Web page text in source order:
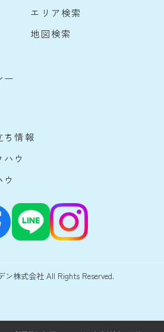
ー
エリア検索
地図検索
ち情報
ウ
ン株式会社 All Rights Reserved.